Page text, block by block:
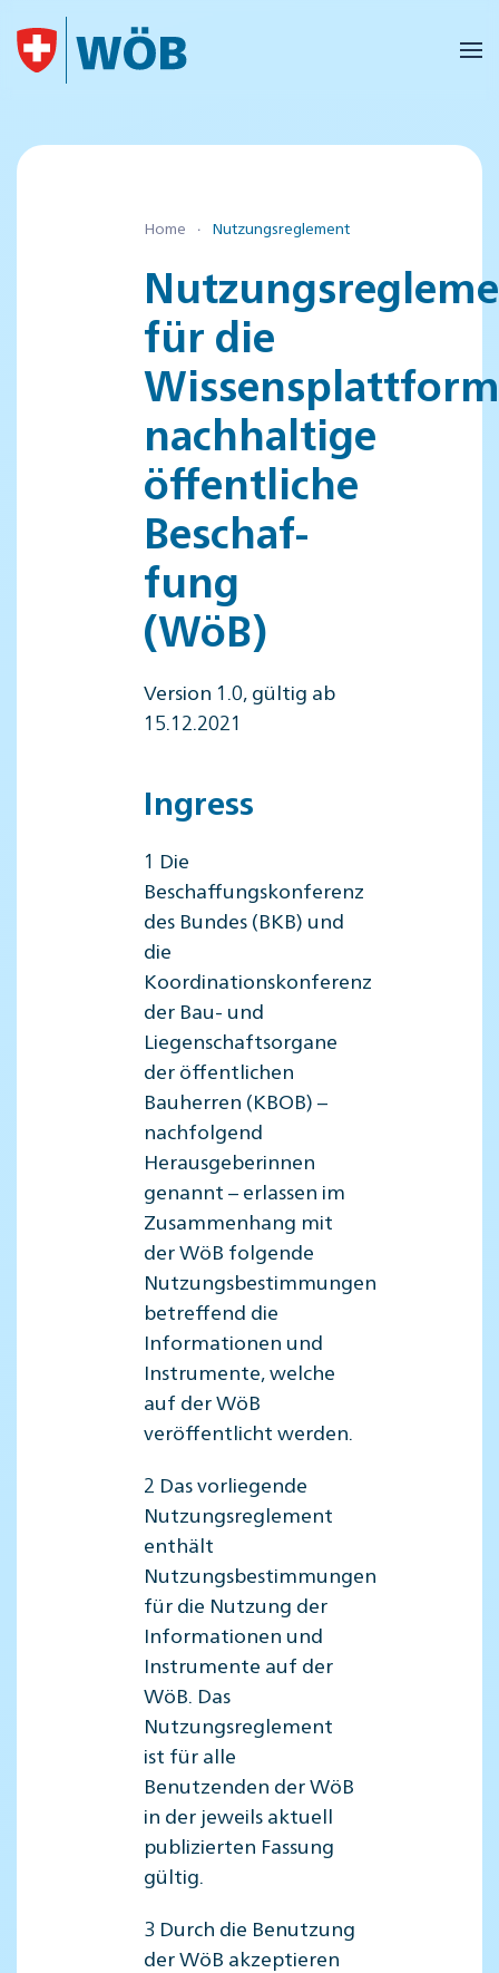
Skip to main content
Home Nutzungsreglement
für die
Wissensplattform
nachhaltige
öffentliche
Beschaf­
fung
(WöB)
Version 1.0, gültig ab
15.12.2021
Ingress
1 Die
Beschaffungskonferenz
des Bundes (BKB) und
die
Koordinationskonferenz
der Bau- und
Liegenschaftsorgane
der öffentlichen
Bauherren (KBOB) –
nachfolgend
Herausgeberinnen
genannt – erlassen im
Zusammenhang mit
der WöB folgende
Nutzungsbestimmungen
betreffend die
Informationen und
Instrumente, welche
auf der WöB
veröffentlicht werden.
2 Das vorliegende
Nutzungsreglement
enthält
Nutzungsbestimmungen
für die Nutzung der
Informationen und
Instrumente auf der
WöB. Das
Nutzungsreglement
ist für alle
Benutzenden der WöB
in der jeweils aktuell
publizierten Fassung
gültig.
3 Durch die Benutzung
der WöB akzeptieren